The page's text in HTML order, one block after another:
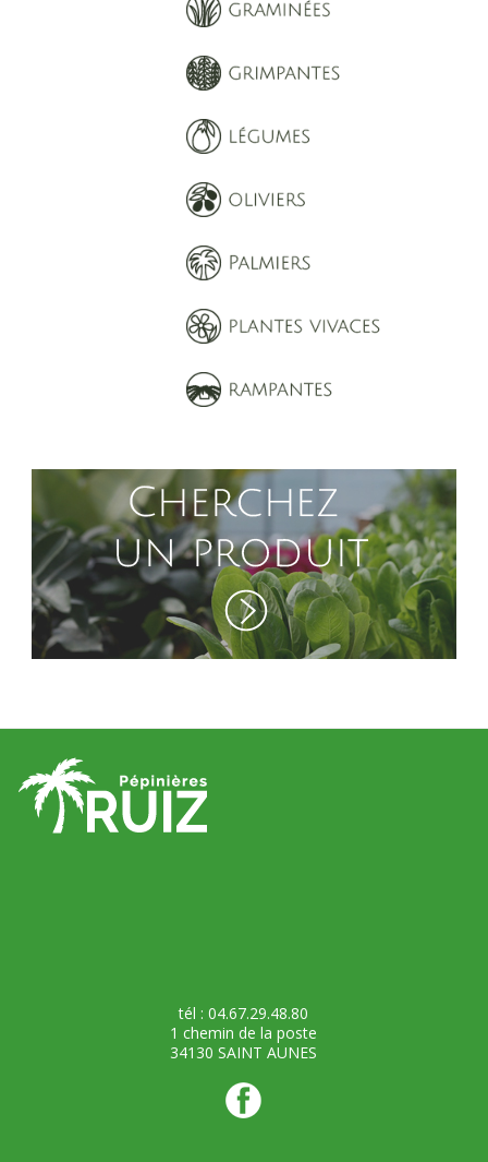
tél : 04.67.29.48.80
1 chemin de la poste
34130 SAINT AUNES